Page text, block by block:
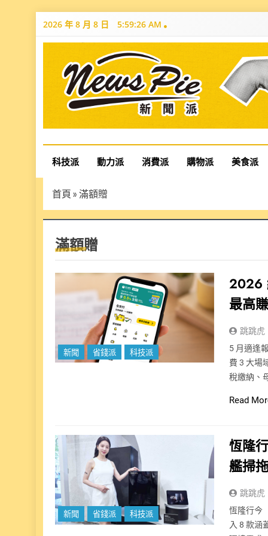
Skip
2026 年 8 月 8 日 5:59:27 AM
News Pie
最有料的新聞
科技派 動力派 消費派 購物派 美食派
首頁 » 滿額贈
滿額贈
新聞 省錢派 科技派
2026
最高
跳跳虎
5 月適逢
費 3 大場
稅繳納、
Read
新聞 省錢派 科技派
恆隆
艦掃
跳跳虎
恆隆行今
入 8 款涵